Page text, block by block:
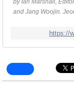
by Ian Marshall,
and Jang Woojin.
https://